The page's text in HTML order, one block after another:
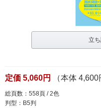
立
定価 5,060円 （本体 4,600
総頁数：558頁 / 2色
判型：B5判